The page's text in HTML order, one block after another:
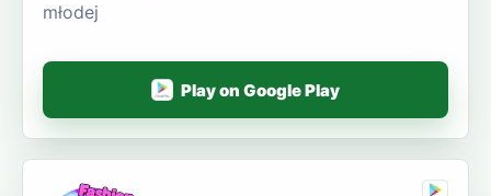
młodej
Play on Google Play